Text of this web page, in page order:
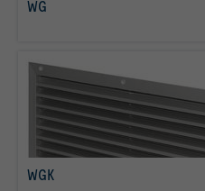
WG
WGK